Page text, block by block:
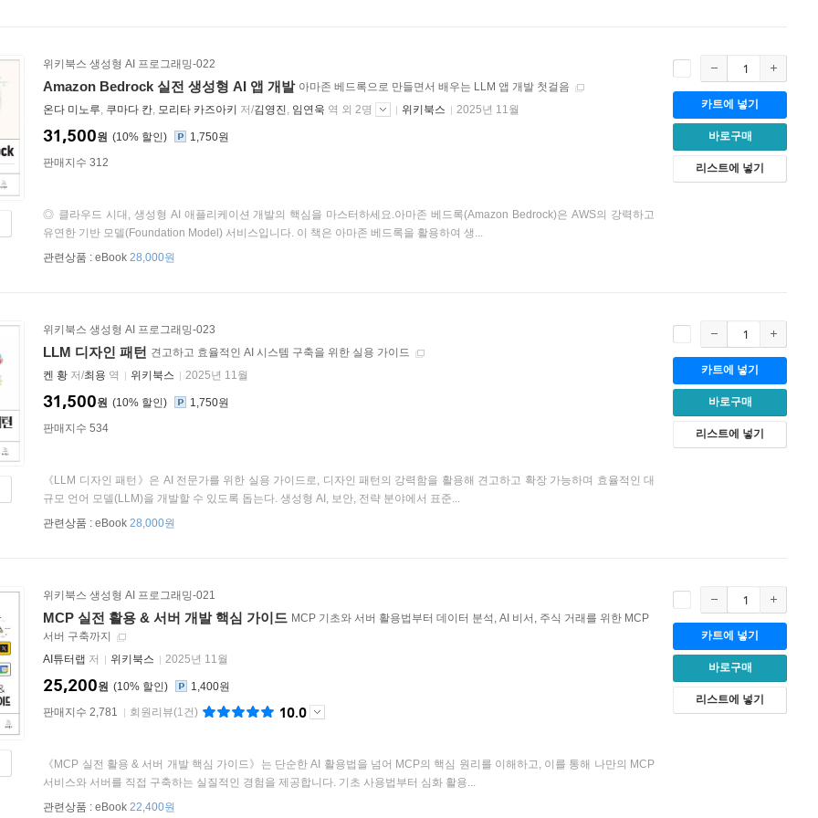
위키북스 생성형 AI 프로그래밍-022
Amazon Bedrock 실전 생성형 AI 앱 개발 아마존 베드록으로 만들면서 배우는 LLM 앱 개발 첫걸음
온다 미노루, 쿠마다 칸, 모리타 카즈아키 저/김영진 , 임연욱 역 외 2명 위키북스 2025년 11월
10%
31,500원
1,750원
판매지수 312
◎ 클라우드 시대, 생성형 AI 애플리케이션 개발의 핵심을 마스터하세요.아마존 베드록(Amazon Bedrock)은 AWS의 강력하고
유연한 기반 모델(Foundation Model) 서비스입니다. 이 책은 아마존 베드록을 활용하여 생...
관련상품 : eBook 28,000원
카트에 넣기
바로구매
리스트에 넣기
위키북스 생성형 AI 프로그래밍-023
LLM 디자인 패턴 견고하고 효율적인 AI 시스템 구축을 위한 실용 가이드
켄 황 저/최용 역 위키북스 2025년 11월
10%
31,500원
1,750원
판매지수 534
《LLM 디자인 패턴》은 AI 전문가를 위한 실용 가이드로, 디자인 패턴의 강력함을 활용해 견고하고 확장 가능하며 효율적인 대
규모 언어 모델(LLM)을 개발할 수 있도록 돕는다. 생성형 AI, 보안, 전략 분야에서 표준...
관련상품 : eBook 28,000원
카트에 넣기
바로구매
리스트에 넣기
위키북스 생성형 AI 프로그래밍-021
MCP 실전 활용 & 서버 개발 핵심 가이드 MCP 기초와 서버 활용법부터 데이터 분석, AI 비서, 주식 거래를 위한 MCP
서버 구축까지
AI튜터랩 저 위키북스 2025년 11월
10%
25,200원
1,400원
판매지수 2,781
회원리뷰(1건) 10.0
《MCP 실전 활용 & 서버 개발 핵심 가이드》는 단순한 AI 활용법을 넘어 MCP의 핵심 원리를 이해하고, 이를 통해 나만의 MCP
서비스와 서버를 직접 구축하는 실질적인 경험을 제공합니다. 기초 사용법부터 심화 활용...
관련상품 : eBook 22,400원
카트에 넣기
바로구매
리스트에 넣기